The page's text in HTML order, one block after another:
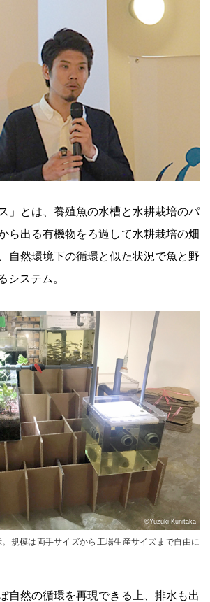
」とは、養殖魚の水槽と水耕栽培のパ
ら出る有機物をろ過して水耕栽培の畑
自然環境下の循環と似た状況で魚と野
システム。
©Yuzuki Kunitaka
規模は両手サイズから工場生産サイズまで自由に
自然の循環を再現できる上、排水も出